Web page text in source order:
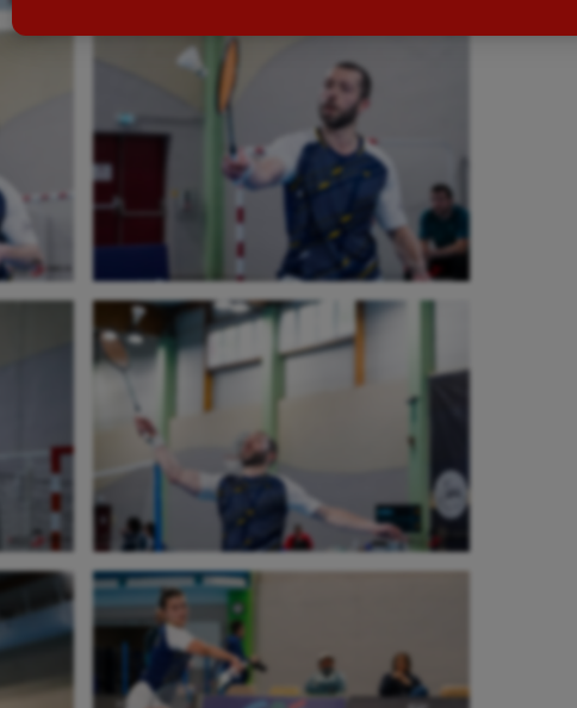
Golf
Gymnastique rythmique
Haltérophilie
Handisport
Hippisme
Jeux Olympiques et Paralympiques
Parkour
Patinage artistique
Pétanque
Randonnée / Marche
Roller-derby